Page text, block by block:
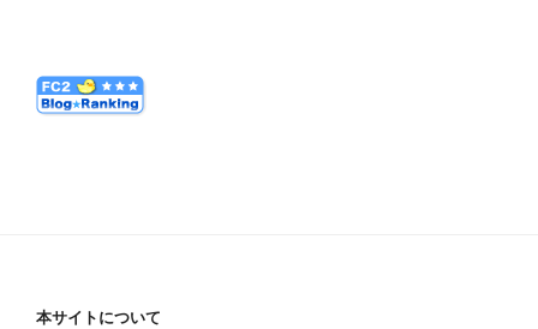
本サイトについて